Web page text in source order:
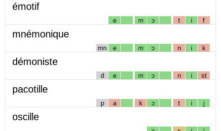
émotif
e m ɔ t i f
mnémonique
mn e m ɔ n i k
démoniste
d e m ɔ n i st
pacotille
p a k ɔ t i j
oscille